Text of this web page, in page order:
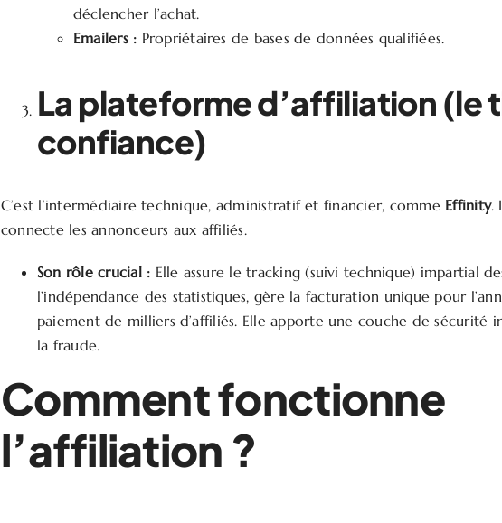
déclencher l’achat.
Emailers : Propriétaires de bases de données qualifiées.
La plateforme d’affiliation (le
confiance)
C’est l’intermédiaire technique, administratif et financier, comme Effinity.
connecte les annonceurs aux affiliés.
Son rôle crucial : Elle assure le tracking (suivi technique) impartial
l’indépendance des statistiques, gère la facturation unique pour
paiement de milliers d’affiliés. Elle apporte une couche de sécurité
la fraude.
Comment fonctionne
l’affiliation ?